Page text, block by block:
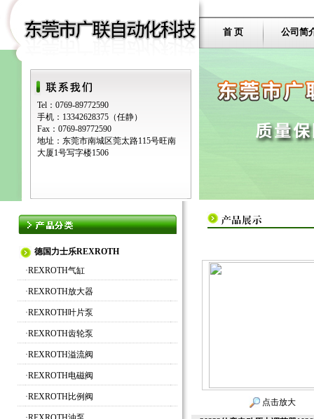
Tel：0769-89772590
手机：13342628375（任静）
Fax：0769-89772590
地址：东莞市南城区莞太路115号旺南
大厦1号写字楼1506
首 页 公司简
德国力士乐REXROTH
·REXROTH气缸
·REXROTH放大器
·REXROTH叶片泵
·REXROTH齿轮泵
·REXROTH溢流阀
·REXROTH电磁阀
·REXROTH比例阀
点击放大